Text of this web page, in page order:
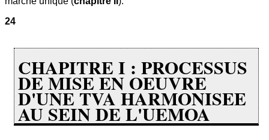
24
CHAPITRE I : PROCESSUS
DE MISE EN OEUVRE
D'UNE TVA HARMONISEE
AU SEIN DE L'UEMOA